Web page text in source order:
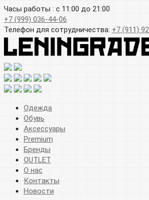
Часы работы : с 11:00 до 21:00
+7 (999) 036-44-06
Телефон для сотрудничества: +7 (911)
Одежда
Обувь
Аксессуары
Premium
Бренды
OUTLET
О нас
Контакты
Новости